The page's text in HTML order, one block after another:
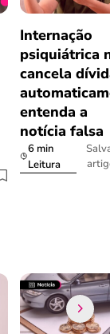
Internação
psiquiátrica
cancela
entenda a
notícia falsa
6 min
Leitura